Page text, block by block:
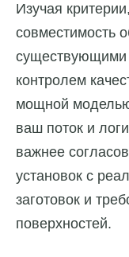
Изучая
совместимость
существующими
контролем
мощной
ваш поток и
важнее
установок с
заготовок и
поверхностей.